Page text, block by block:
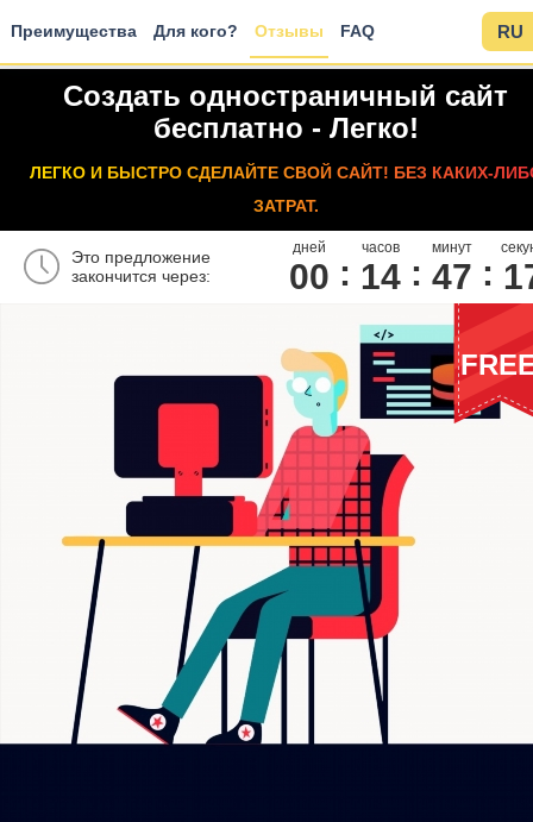
Преимущества Для кого? Отзывы FAQ RU
Создать одностраничный сайт
бесплатно - Легко!
ЛЕГКО И БЫСТРО СДЕЛАЙТЕ СВОЙ САЙТ! БЕЗ КАКИХ-
ЗАТРАТ.
Это предложение
закончится через:
дней
00
часов
14
минут
47 1